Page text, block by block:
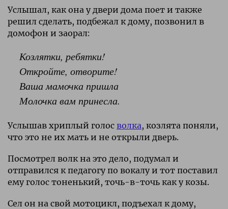
Услышал, как она у двери дома поет и также
решил сделать, подбежал к дому, позвонил в
домофон и заорал:
Козлятки, ребятки!
Откройте, отворите!
Ваша мамочка пришла
Молочка вам принесла.
Услышав хриплый голос волка, козлята поняли,
что это не их мать и не открыли дверь.
Посмотрел волк на это дело, подумал и
отправился к педагогу по вокалу и тот поставил
ему голос тоненький, точь-в-точь как у козы.
Сел он на свой мотоцикл, подъехал к дому,